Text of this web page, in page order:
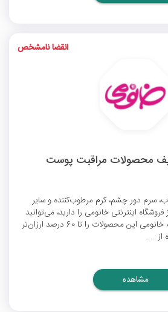
تخفیف محصولات مراقبت پوست
سرم دور چشم، کرم مرطوب‌کننده و سایر
اینترنتی خانومی را دارید، می‌توانید
این محصولات را تا 60 درصد ارزان‌تر
از ...
انقضا نامشخص
مشاهده